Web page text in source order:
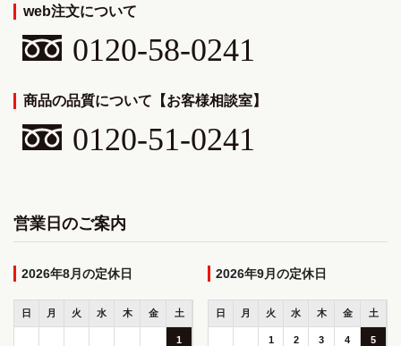
web注文について
0120-58-0241
商品の品質について【お客様相談室】
0120-51-0241
営業日のご案内
2026年8月
日 月 火 水 木 金 土
1
2026年9月
日 月 火 水 木 金 土
1 2 3 4 5